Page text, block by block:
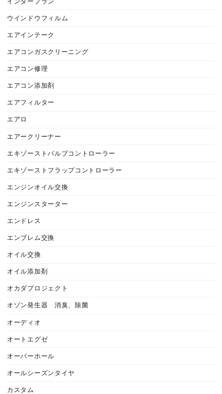
ウインドウフィルム
エアインテーク
エアコンガスクリーニング
エアコン修理
エアコン添加剤
エアフィルター
エアロ
エアークリーナー
エキゾーストバルブコントローラー
エキゾーストフラップコントローラー
エンジンオイル交換
エンジンスターター
エンドレス
エンブレム交換
オイル交換
オイル添加剤
オカダプロジェクト
オゾン発生器 消臭、除菌
オーディオ
オートエグゼ
オーバーホール
オールシーズンタイヤ
カスタム